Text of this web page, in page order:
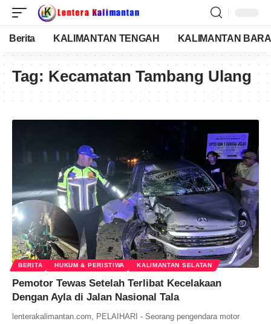
Berita KALIMANTAN TENGAH KALIMANTAN
Tag: Kecamatan Tambang Ulang
BERITA HUKUM & PERISTIWA KALIMANTAN SELATAN
Pemotor Tewas Setelah Terlibat Kecelakaan
Dengan Ayla di Jalan Nasional Tala
lenterakalimantan.com, PELAIHARI - Seorang pengendara motor